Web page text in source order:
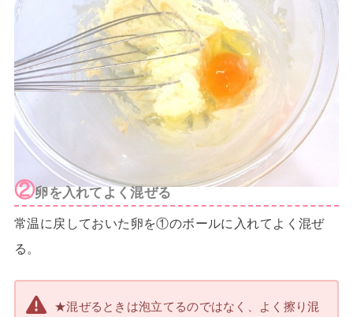
②卵を入れてよく混ぜる
常温に戻しておいた卵を①のボールに入れてよく混ぜ
る。
★混ぜるときは泡立てるのではなく、よく擦り混